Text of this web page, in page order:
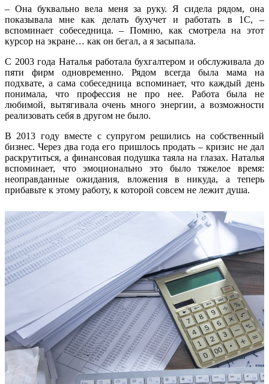
– Она буквально вела меня за руку. Я сидела рядом, она
показывала мне как делать бухучет и работать в 1С, –
вспоминает собеседница. – Помню, как смотрела на этот
курсор на экране… как он бегал, а я засыпала.
С 2003 года Наталья работала бухгалтером и обслуживала до
пяти фирм одновременно. Рядом всегда была мама на
подхвате, а сама собеседница вспоминает, что каждый день
понимала, что профессия не про нее. Работа была не
любимой, вытягивала очень много энергии, а возможности
реализовать себя в другом не было.
В 2013 году вместе с супругом решились на собственный
бизнес. Через два года его пришлось продать – кризис не дал
раскрутиться, а финансовая подушка таяла на глазах. Наталья
вспоминает, что эмоционально это было тяжелое время:
неоправданные ожидания, вложения в никуда, а теперь
прибавьте к этому работу, к которой совсем не лежит душа.